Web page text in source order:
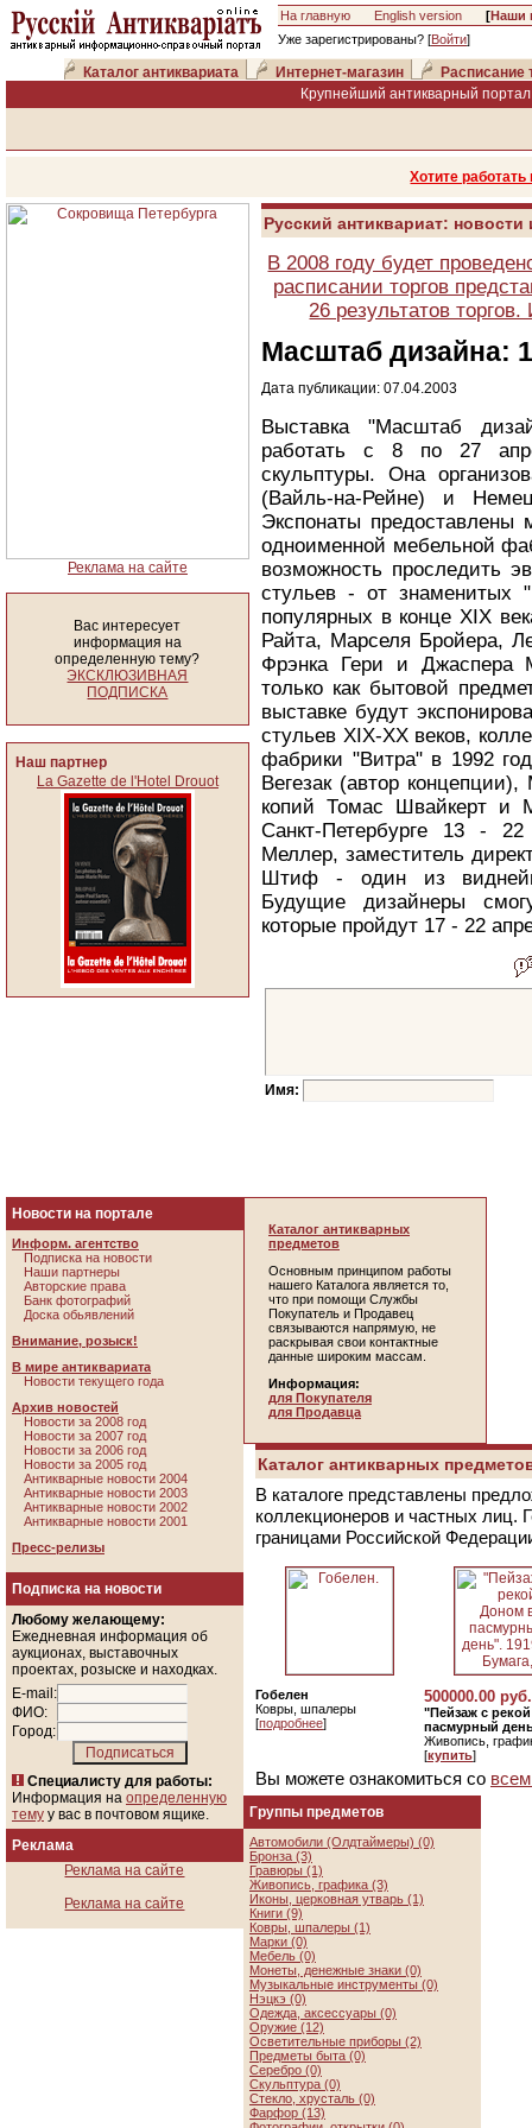
На главную English version [Наши
Уже зарегистрированы? [Войти]
Каталог антиквариата Интернет-магазин
Расписание
Крупнейший антикварный
Хотите
Реклама на сайте
Вас интересует
информация на
определенную тему?
ЭКСКЛЮЗИВНАЯ
ПОДПИСКА
Наш партнер
La Gazette de l'Hotel Drouot
Русский антиквариат:
В 2008 году будет
расписании торгов
26 результатов
Масштаб дизайна:
Дата публикации: 07.04.2003
Выставка "Масштаб
работать с 8 по 27
скульптуры. Она
(Вайль-на-Рейне) и
Экспонаты
одноименной мебельной
возможность проследить
стульев - от знаменитых
популярных в конце XIX
Райта, Марселя Бройера,
Фрэнка Гери и Джаспера
только как бытовой
выставке будут
стульев XIX-XX веков,
фабрики "Витра" в 1992
Вегезак (автор
копий Томас Швайкерт и
Санкт-Петербурге 13 -
Меллер, заместитель
Штиф - один из
Будущие дизайнеры
которые пройдут 17 - 22
Имя:
Новости на портале
Информ. агентство
Подписка на новости
Наши партнеры
Авторские права
Банк фотографий
Доска обьявлений
Внимание, розыск!
В мире антиквариата
Новости текущего года
Архив новостей
Новости за 2008 год
Новости за 2007 год
Новости за 2006 год
Новости за 2005 год
Антикварные новости 2004
Антикварные новости 2003
Антикварные новости 2002
Антикварные новости 2001
Пресс-релизы
Подписка на новости
Любому желающему:
Ежедневная информация об
аукционах, выставочных
проектах, розыске и находках.
E-mail:
ФИО:
Город:
Специалисту для работы:
Информация на определенную
тему у вас в почтовом ящике.
Реклама
Реклама на сайте
Реклама на сайте
Каталог антикварных
предметов
Основным принципом работы
нашего Каталога является то,
что при помощи Службы
Покупатель и Продавец
связываются напрямую, не
раскрывая свои контактные
данные широким массам.
Информация:
для Покупателя
для Продавца
Каталог антикварных
В каталоге представлены
коллекционеров и частных лиц.
границами Российской
Гобелен
Ковры, шпалеры
[подробнее]
500000.00 руб.
"Пейзаж с
пасмурный
Живопись,
[купить]
Вы можете ознакомиться со
Группы предметов
Автомобили (Олдтаймеры) (0)
Бронза (3)
Гравюры (1)
Живопись, графика (3)
Иконы, церковная утварь (1)
Книги (9)
Ковры, шпалеры (1)
Марки (0)
Мебель (0)
Монеты, денежные знаки (0)
Музыкальные инструменты (0)
Нэцкэ (0)
Одежда, аксессуары (0)
Оружие (12)
Осветительные приборы (2)
Предметы быта (0)
Серебро (0)
Скульптура (0)
Стекло, хрусталь (0)
Фарфор (13)